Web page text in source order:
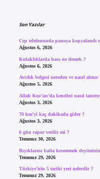
Son Yazılar
Cep telefonunda panoya kopyalandı
Ağustos 6, 2026
Kulaklıklarda bass ne demek ?
Ağustos 6, 2026
Avcılık belgesi nereden ve nasıl alınır
Ağustos 5, 2026
Allah Kur’an’da kendini nasıl
Ağustos 3, 2026
70 km’yi kaç dakikada gider ?
Ağustos 3, 2026
6 gün rapor verilir mi ?
Temmuz 30, 2026
Bıyıklarını balta kesmemek
Temmuz 29, 2026
Türkiye’nin 5 tarihi yeri nelerdir ?
Temmuz 29, 2026